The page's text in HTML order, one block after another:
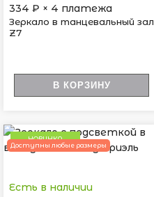
334 ₽ × 4 платежа
Зеркало в танцевальный зал
Z7
В КОРЗИНУ
НОВИНКА
Доступны любые размеры
Есть в наличии